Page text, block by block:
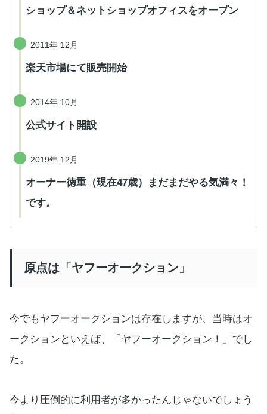
ショップ＆ネットショップオフィスをオープン
2011年 12月
楽天市場にて販売開始
2014年 10月
公式サイト開設
2019年 12月
オーナー徳重（現在47歳）まだまだやる気満々！
です。
原点は「ヤフーオークション」
今でもヤフーオークションは存在しますが、当時はオ
ークションといえば、「ヤフーオークション！」でし
た。
今より圧倒的に利用者が多かったんじゃないでしょう